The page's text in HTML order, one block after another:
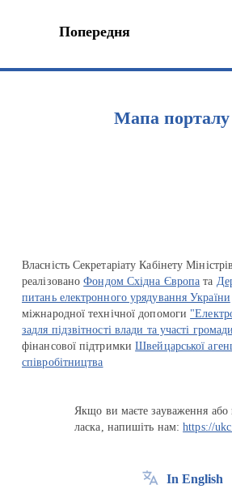
Попередня
Мапа порталу
Власність Секретаріату Кабінету
реалізованоФондом Східна Європа та
питань електронного урядування України
міжнародної технічної допомоги
задля підзвітності влади та участі
фінансової підтримкиШвейцарської
співробітництва
Якщо ви маєте зауваження або
ласка, напишіть нам:https://
In English